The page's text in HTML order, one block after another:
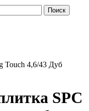
Touch 4,6/43 Дуб
SPC